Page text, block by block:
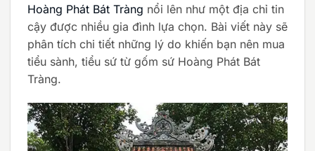
Hoàng Phát Bát Tràng nổi lên như một địa chỉ tin
cậy được nhiều gia đình lựa chọn. Bài viết này sẽ
phân tích chi tiết những lý do khiến bạn nên mua
tiểu sành, tiểu sứ từ gốm sứ Hoàng Phát Bát
Tràng.